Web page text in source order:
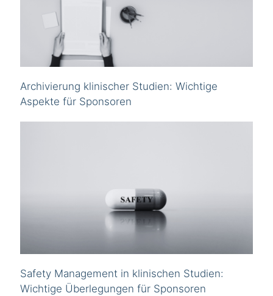
Archivierung klinischer Studien: Wichtige
Aspekte für Sponsoren
Safety Management in klinischen Studien:
Wichtige Überlegungen für Sponsoren